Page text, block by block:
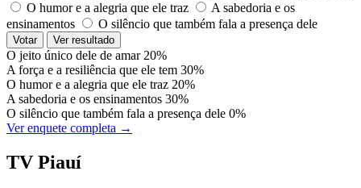
O humor e a alegria que ele traz
A sabedoria e os
ensinamentos
O silêncio que também fala a presença dele
Votar Ver resultado
O jeito único dele de amar 20%
A força e a resiliência que ele tem 30%
O humor e a alegria que ele traz 20%
A sabedoria e os ensinamentos 30%
O silêncio que também fala a presença dele 0%
Ver enquete completa →
TV Piauí